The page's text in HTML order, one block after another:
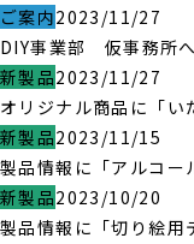
ご案内2023/11/27
DIY事業部 仮事務所
新製品2023/11/27
オリジナル商品に「い
新製品2023/11/15
製品情報に「アルコ
新製品2023/10/20
製品情報に「切り絵用